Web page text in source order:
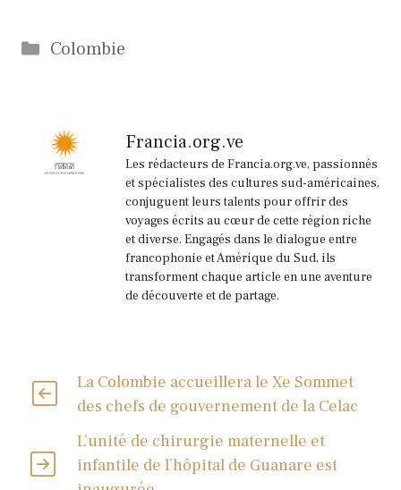
Catégories
Colombie
Francia.org.ve
Les rédacteurs de Francia.org.ve, passionnés
et spécialistes des cultures sud-américaines,
conjuguent leurs talents pour offrir des
voyages écrits au cœur de cette région riche
et diverse. Engagés dans le dialogue entre
francophonie et Amérique du Sud, ils
transforment chaque article en une aventure
de découverte et de partage.
La Colombie accueillera le Xe Sommet
des chefs de gouvernement de la Celac
L’unité de chirurgie maternelle et
infantile de l’hôpital de Guanare est